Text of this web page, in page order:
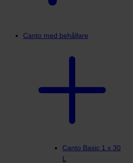
Canto med behållare
Canto Basic 1 x 30
L